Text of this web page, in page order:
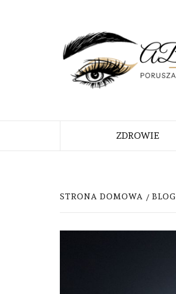
ZDROWIE
STRONA DOMOWA BLOG